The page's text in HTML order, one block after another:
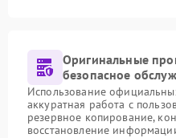
Оригинальные
безопасное
Использование
аккуратная работа с
резервное копирование,
восстановление